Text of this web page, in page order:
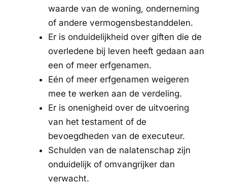
waarde van de woning, onderneming
of andere vermogensbestanddelen.
Er is onduidelijkheid over giften die de
overledene bij leven heeft gedaan aan
een of meer erfgenamen.
Eén of meer erfgenamen weigeren
mee te werken aan de verdeling.
Er is onenigheid over de uitvoering
van het testament of de
bevoegdheden van de executeur.
Schulden van de nalatenschap zijn
onduidelijk of omvangrijker dan
verwacht.